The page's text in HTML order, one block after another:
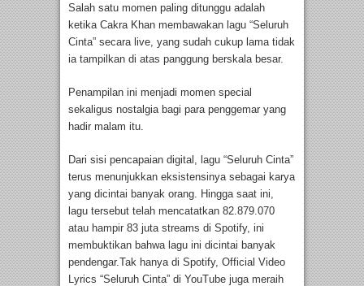
Salah satu momen paling ditunggu adalah
ketika Cakra Khan membawakan lagu “Seluruh
Cinta” secara live, yang sudah cukup lama tidak
ia tampilkan di atas panggung berskala besar.
Penampilan ini menjadi momen special
sekaligus nostalgia bagi para penggemar yang
hadir malam itu.
Dari sisi pencapaian digital, lagu “Seluruh Cinta”
terus menunjukkan eksistensinya sebagai karya
yang dicintai banyak orang. Hingga saat ini,
lagu tersebut telah mencatatkan 82.879.070
atau hampir 83 juta streams di Spotify, ini
membuktikan bahwa lagu ini dicintai banyak
pendengar.Tak hanya di Spotify, Official Video
Lyrics “Seluruh Cinta” di YouTube juga meraih